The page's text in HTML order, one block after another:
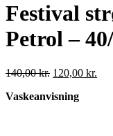
Festival
Petrol –
140,00kr. Den
pris
120,00 kr.
Vaskeanvisning